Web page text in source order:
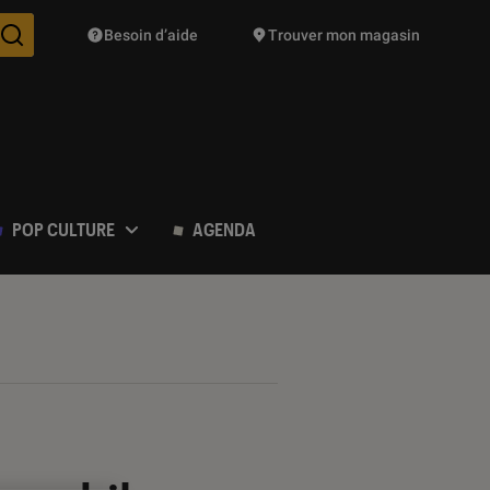
Des suggestions de produits vont vous être proposées
Besoin d’aide Trouver mon magasin
POP CULTURE AGENDA